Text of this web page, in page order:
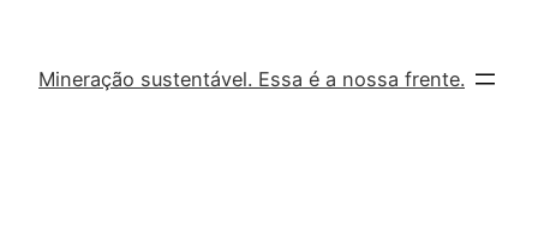
Mineração sustentável. Essa é a nossa frente.